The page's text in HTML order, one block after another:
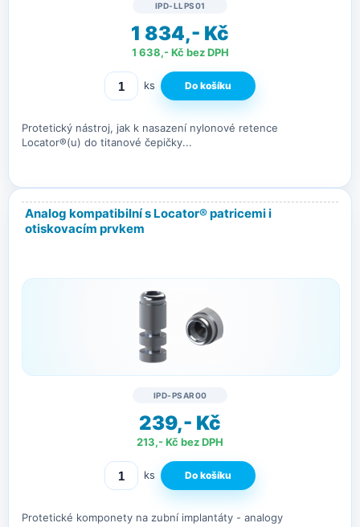
IPD-LLPS01
1 834,- Kč
1 638,- Kč bez DPH
ks
Protetický nástroj, jak k nasazení nylonové retence
Locator®(u) do titanové čepičky...
Analog kompatibilní s Locator® patricemi i
otiskovacím prvkem
IPD-PSAR00
239,- Kč
213,- Kč bez DPH
ks
Protetické komponety na zubní implantáty - analogy